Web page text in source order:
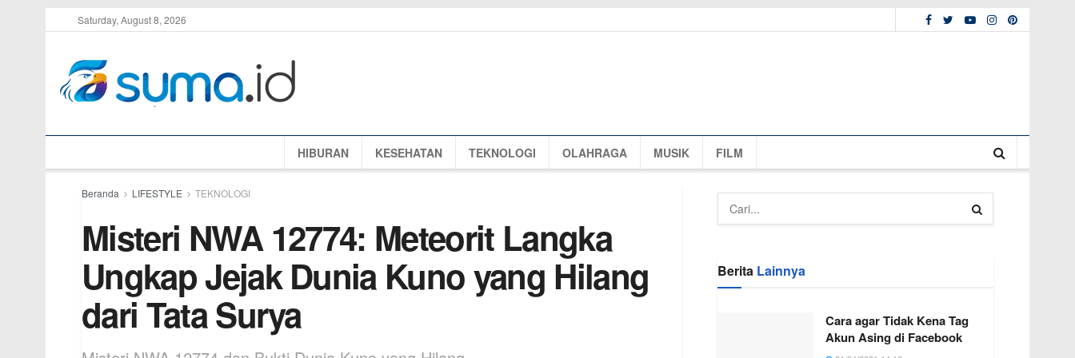
Saturday, August 8, 2026
HIBURAN KESEHATAN TEKNOLOGI OLAHRAGA MUSIK FILM
Beranda LIFESTYLE TEKNOLOGI
Misteri NWA 12774: Meteorit Langka
Ungkap Jejak Dunia Kuno yang Hilang
dari Tata Surya
Berita Lainnya
Cara agar Tidak Kena Tag
Akun Asing di Facebook